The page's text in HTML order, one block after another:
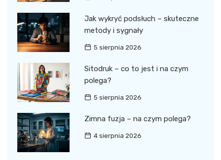
Jak wykryć podsłuch – skuteczne
metody i sygnały
5 sierpnia 2026
Sitodruk – co to jest i na czym
polega?
5 sierpnia 2026
Zimna fuzja – na czym polega?
4 sierpnia 2026